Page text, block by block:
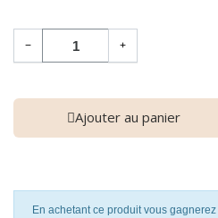
− +
Ajouter au panier
En achetant ce produit vous gagnerez